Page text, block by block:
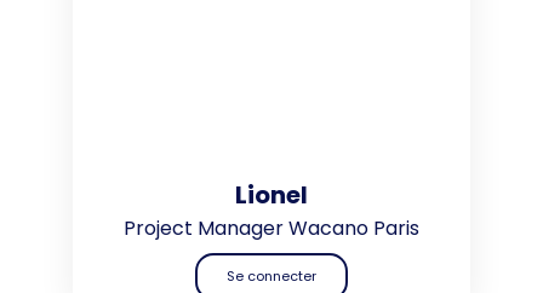
Lionel
Project Manager Wacano Paris
Se connecter